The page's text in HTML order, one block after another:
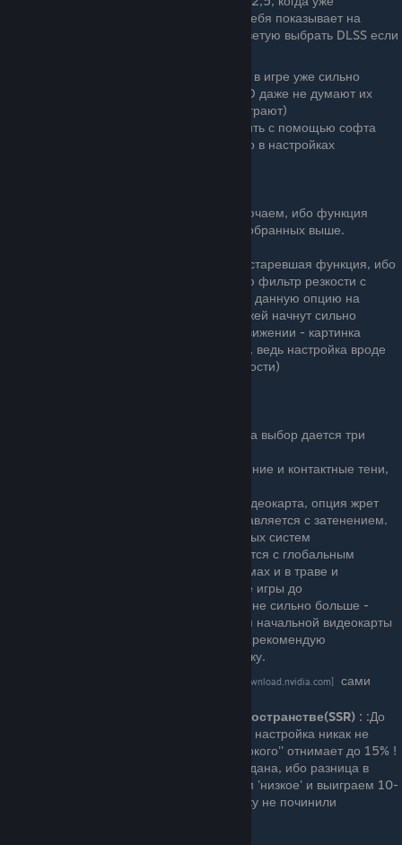
существует 4.0 и вот он хорошо себя показывает на
данном разрешении. Поэтому советую выбрать DLSS если
К сожалению все версии апскейлеров в игре уже сильно
устарели на момент 20.06.2025, и CD даже не думают их
обновлять. А зачем? Пусть с мылом играют)
К счастью версию DLSS можно обновить с помощью софта
Nvidia Swapper либо непосредственно в настройках
: выключаем, ибо функция
устарела с выходом апскейлеров разобранных выше.
: еще одна устаревшая функция, ибо
игра уже имеет вшитый по-умолчанию фильтр резкости с
выходом переиздания. Если включить данную опцию на
'высоко' то детали одежды и персонажей начнут сильно
размываться и зернить, особенно в движении - картинка
станет менее натуральной. Иронично, ведь настройка вроде
как, наоборот, должна придавать четкости)
: На выбор дается три
- Полностью убирает затенение и контактные тени,
- Включаем если слабая видеокарта, опция жрет
примерно 5%FPS, и не плохо справляется с затенением.
Хорошо подойдет для очень слабых систем
- Лучше и точнее справляется с глобальным
освещением, добавляя тени в домах и в траве и
значительно изменяет освещение игры до
неузнаваемости. Жрет настройка не сильно больше -
всего на 7% , так что обладателям начальной видеокарты
уровня от GTX1660/1060/1070 я рекомендую
использовать именно эту настройку.
[international.download.nvidia.com] сами
Качество отражений в экранном пространстве(SSR) : :До
выхода последнего актуального патча настройка никак не
влияла на FPS, теперь же выбор ''высокого'' отнимает до 15% !
Такая прожорливость ничем не оправдана, ибо разница в
визуале практически нулевая . Ставим 'низкое' и выиграем 10-
20FPS. Даже в 2026 году эту настройку не починили